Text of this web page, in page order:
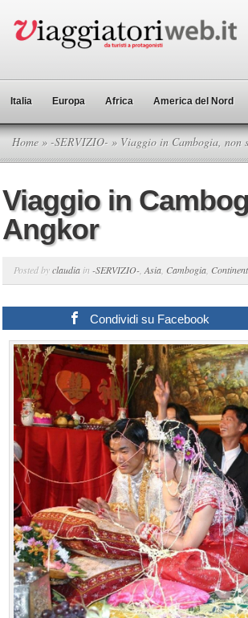
Italia Europa Africa America del Nord
Home » -SERVIZIO- » Viaggio in Cambogia, non
Viaggio in
Angkor
Posted byclaudia in -SERVIZIO- Asia Cambogia
Condividi su Facebook